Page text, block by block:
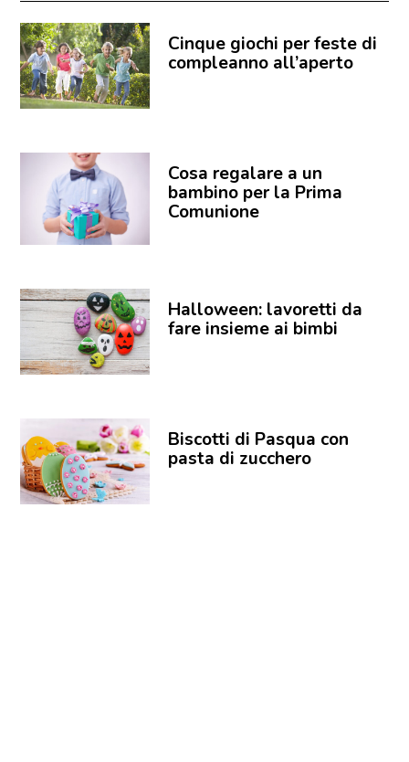
Cinque giochi per feste di
compleanno all’aperto
Cosa regalare a un
bambino per la Prima
Comunione
Halloween: lavoretti da
fare insieme ai bimbi
Biscotti di Pasqua con
pasta di zucchero